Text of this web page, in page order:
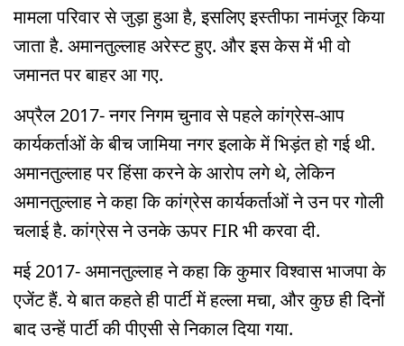
मामला परिवार से जुड़ा हुआ है, इसलिए इस्तीफा नामंजूर किया
जाता है. अमानतुल्लाह अरेस्ट हुए. और इस केस में भी वो
जमानत पर बाहर आ गए.
अप्रैल 2017- नगर निगम चुनाव से पहले कांग्रेस-आप
कार्यकर्ताओं के बीच जामिया नगर इलाके में भिड़ंत हो गई थी.
अमानतुल्लाह पर हिंसा करने के आरोप लगे थे, लेकिन
अमानतुल्लाह ने कहा कि कांग्रेस कार्यकर्ताओं ने उन पर गोली
चलाई है. कांग्रेस ने उनके ऊपर FIR भी करवा दी.
मई 2017- अमानतुल्लाह ने कहा कि कुमार विश्वास भाजपा के
एजेंट हैं. ये बात कहते ही पार्टी में हल्ला मचा, और कुछ ही दिनों
बाद उन्हें पार्टी की पीएसी से निकाल दिया गया.